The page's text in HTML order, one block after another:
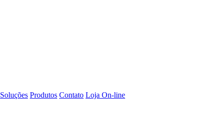
Soluções Produtos Contato Loja On-line